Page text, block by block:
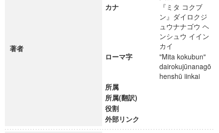
著者
カナ
『ミタ コクブ
ン』ダイロクジ
ュウナナゴウ ヘ
ンシュウ イイン
カイ
ローマ字
"Mita kokubun"
dairokujūnanagō
henshū iinkai
所属
所属(翻訳)
役割
外部リンク